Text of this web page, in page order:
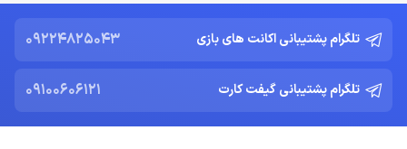
تلگرام پشتیبانی اکانت های بازی 09224825043
تلگرام پشتیبانی گیفت کارت 09100606121